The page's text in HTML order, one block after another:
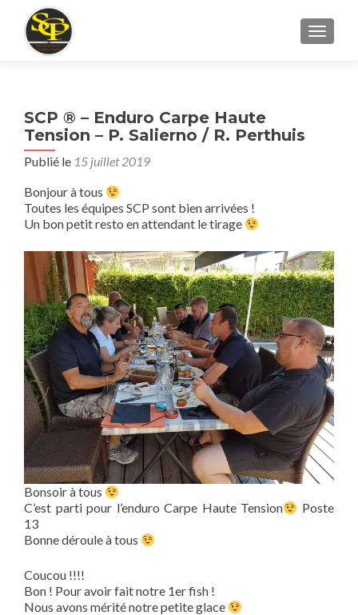
SCP ® – Enduro Carpe Haute
Tension – P. Salierno / R. Perthuis
Publié le 15 juillet 2019
Bonjour à tous
Toutes les équipes SCP sont bien arrivées !
Un bon petit resto en attendant le tirage
Bonsoir à tous
C’est parti pour l’enduro Carpe Haute Tension
Poste
13
Bonne déroule à tous
Coucou !!!!
Bon ! Pour avoir fait notre 1er fish !
Nous avons mérité notre petite glace